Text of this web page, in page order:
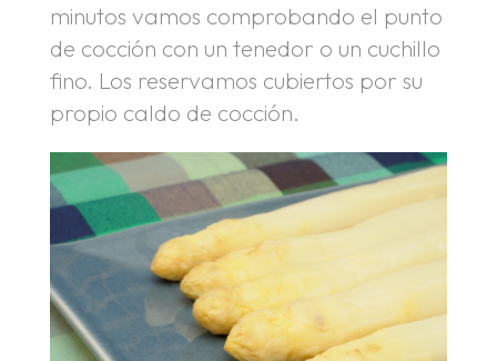
minutos vamos comprobando el punto
de cocción con un tenedor o un cuchillo
fino. Los reservamos cubiertos por su
propio caldo de cocción.